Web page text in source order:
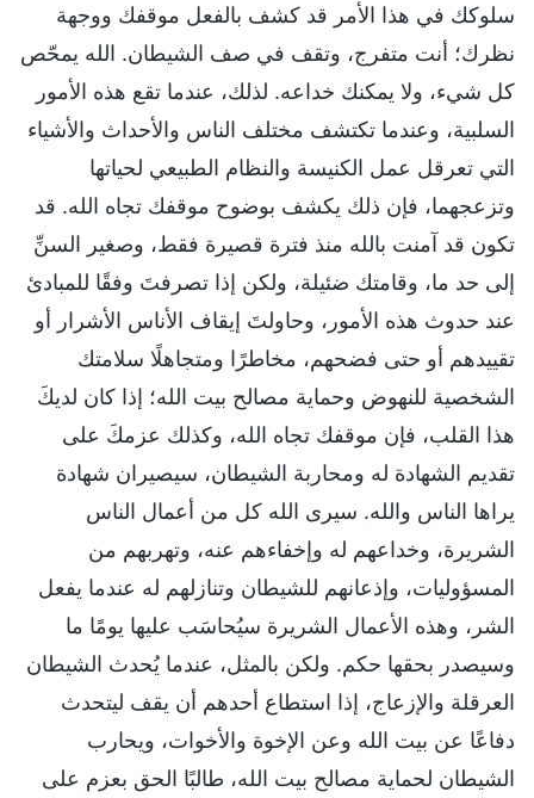
سلوكك في هذا الأمر قد كشف بالفعل موقفك ووجهة
نظرك؛ أنت متفرج، وتقف في صف الشيطان. الله يمحّص
كل شيء، ولا يمكنك خداعه. لذلك، عندما تقع هذه الأمور
السلبية، وعندما تكتشف مختلف الناس والأحداث والأشياء
التي تعرقل عمل الكنيسة والنظام الطبيعي لحياتها
وتزعجهما، فإن ذلك يكشف بوضوح موقفك تجاه الله. قد
تكون قد آمنت بالله منذ فترة قصيرة فقط، وصغير السنِّ
إلى حد ما، وقامتك ضئيلة، ولكن إذا تصرفتَ وفقًا للمبادئ
عند حدوث هذه الأمور، وحاولتَ إيقاف الأناس الأشرار أو
تقييدهم أو حتى فضحهم، مخاطرًا ومتجاهلًا سلامتك
الشخصية للنهوض وحماية مصالح بيت الله؛ إذا كان لديكَ
هذا القلب، فإن موقفك تجاه الله، وكذلك عزمكَ على
تقديم الشهادة له ومحاربة الشيطان، سيصيران شهادة
يراها الناس والله. سيرى الله كل من أعمال الناس
الشريرة، وخداعهم له وإخفاءهم عنه، وتهربهم من
المسؤوليات، وإذعانهم للشيطان وتنازلهم له عندما يفعل
الشر، وهذه الأعمال الشريرة سيُحاسَب عليها يومًا ما
وسيصدر بحقها حكم. ولكن بالمثل، عندما يُحدث الشيطان
العرقلة والإزعاج، إذا استطاع أحدهم أن يقف ليتحدث
دفاعًا عن بيت الله وعن الإخوة والأخوات، ويحارب
الشيطان لحماية مصالح بيت الله، طالبًا الحق بعزم على